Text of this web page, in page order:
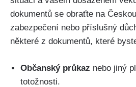
dokumentů se obraťte na
zabezpečení nebo příslušný
některé z dokumentů, které
Občanský průkaz nebo jiný
totožnosti.